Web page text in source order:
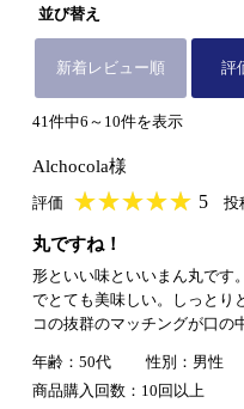
並び替え
新着レビュー順 評
41件中6～10件を表示
Alchocola様
評価 ★★★★★
★★★★★ 5 投
丸ですね！
形といい味といいまん丸です
でとても美味しい。しっとり
コの抜群のマッチングが口の
年齢：50代
性別：男性
商品購入回数：10回以上